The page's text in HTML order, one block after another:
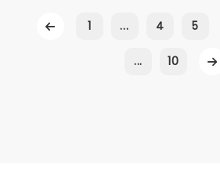
1 ... 4 5
... 10